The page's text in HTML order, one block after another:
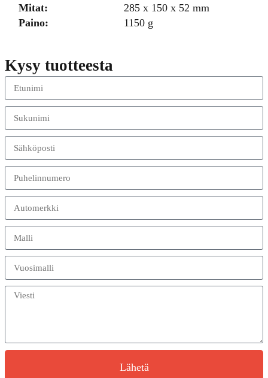
Mitat:
285 x 150 x 52 mm
Paino:
1150 g
Kysy tuotteesta
Lähetä